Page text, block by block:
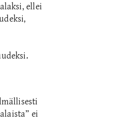
ellei
ei